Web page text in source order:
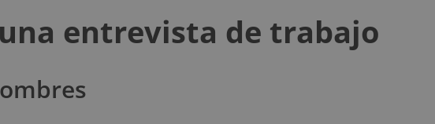
entrevista de trabajo